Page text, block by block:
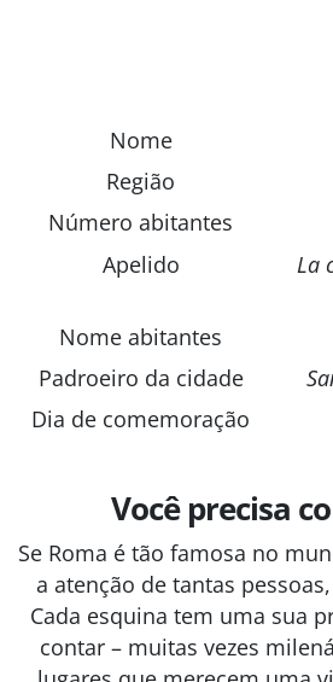
Nome
Região
Número abitantes
Apelido
La
Nome abitantes
Padroeiro da cidade
Dia de comemoração
Você precisa
Se Roma é tão famosa no
a atenção de tantas
Cada esquina tem uma sua
contar – muitas vezes